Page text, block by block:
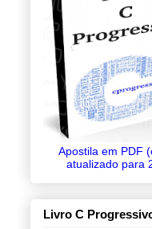
Apostila em PDF
atualizado para
Livro C